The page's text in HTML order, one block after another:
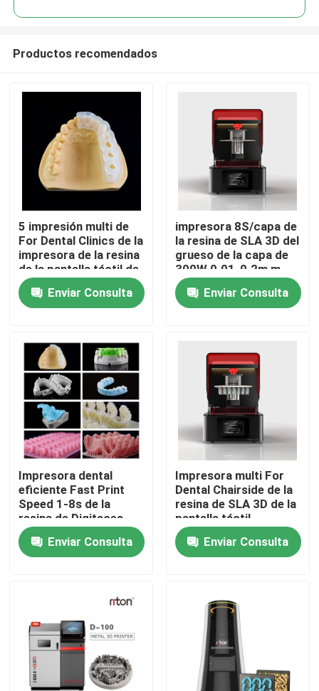
Inicio
Contactos
Productos
Impresora del metal 3D del laser
Impresora dental del metal 3D
Impresora del SLM 3D
Impresora de DLMS 3D
Impresora del LCD 3D
Resina fotosensible
Productos recomendados
5 impresión multi de
For Dental Clinics de la
impresora de la resina
de la pantalla táctil de
la opinión de la
pulgada HD 3D
Enviar Consulta
impresora 8S/capa de
la resina de SLA 3D del
grueso de la capa de
300W 0.01-0.2m m
Enviar Consulta
Impresora dental
eficiente Fast Print
Speed 1-8s de la
resina de Digitaces
LCD SLA 3D por capa
Enviar Consulta
Impresora multi For
Dental Chairside de la
resina de SLA 3D de la
pantalla táctil
Enviar Consulta